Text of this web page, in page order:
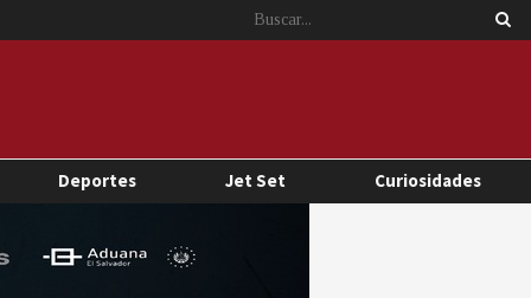
Deportes Jet Set Curiosidades